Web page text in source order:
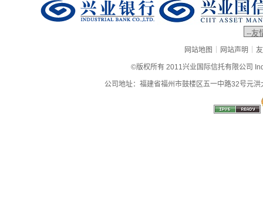
网站地图 | 网站声明 |
©版权所有 2011兴业国际信托有限公司
公司地址：福建省福州市鼓楼区五一中路32号元